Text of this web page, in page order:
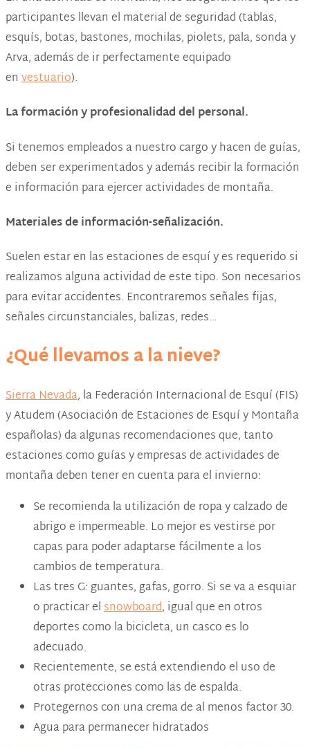
participantes llevan el material de seguridad (tablas,
esquís, botas, bastones, mochilas, piolets, pala, sonda y
Arva, además de ir perfectamente equipado
en vestuario).
La formación y profesionalidad del personal.
Si tenemos empleados a nuestro cargo y hacen de guías,
deben ser experimentados y además recibir la formación
e información para ejercer actividades de montaña.
Materiales de información-señalización.
Suelen estar en las estaciones de esquí y es requerido si
realizamos alguna actividad de este tipo. Son necesarios
para evitar accidentes. Encontraremos señales fijas,
señales circunstanciales, balizas, redes…
¿Qué llevamos a la nieve?
Sierra Nevada, la Federación Internacional de Esquí (FIS)
y Atudem (Asociación de Estaciones de Esquí y Montaña
españolas) da algunas recomendaciones que, tanto
estaciones como guías y empresas de actividades de
montaña deben tener en cuenta para el invierno:
Se recomienda la utilización de ropa y calzado de
abrigo e impermeable. Lo mejor es vestirse por
capas para poder adaptarse fácilmente a los
cambios de temperatura.
Las tres G: guantes, gafas, gorro. Si se va a esquiar
o practicar elsnowboard, igual que en otros
deportes como la bicicleta, un casco es lo
adecuado.
Recientemente, se está extendiendo el uso de
otras protecciones como las de espalda.
Protegernos con una crema de al menos factor 30.
Agua para permanecer hidratados